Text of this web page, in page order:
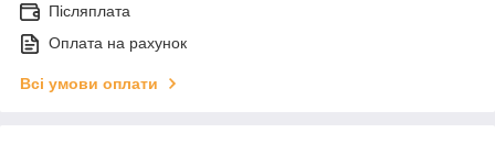
Післяплата
Оплата на рахунок
Всі умови оплати